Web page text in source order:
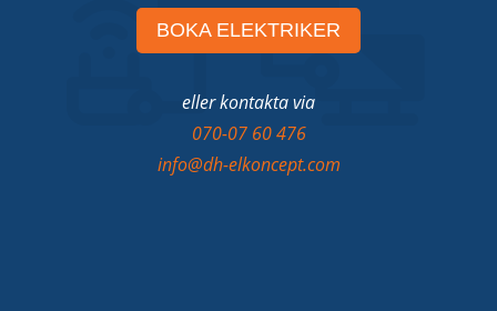
BOKA ELEKTRIKER
eller kontakta via
070-07 60 476
info@dh-elkoncept.com